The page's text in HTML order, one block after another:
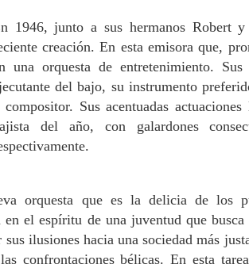
1946, junto a sus hermanos Robert
creación. En esta emisora que,
una orquesta de entretenimiento.
del bajo, su instrumento
Sus acentuadas
del año, con galardones
orquesta que es la delicia de los
el espíritu de una juventud que busca
ilusiones hacia una sociedad más
confrontaciones bélicas.En esta